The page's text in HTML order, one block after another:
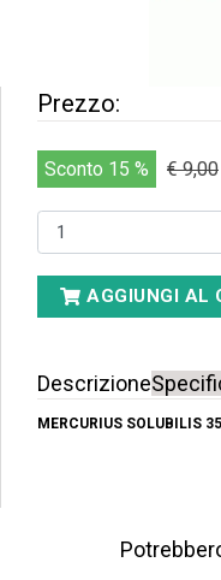
Prezzo:
Sconto 15 % € 9,00
AGGIUNGI AL
Descrizione
MERCURIUS SOLUBILIS